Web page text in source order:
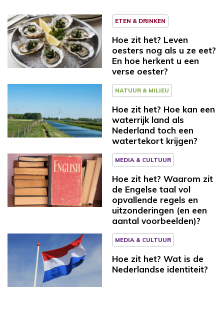
ETEN & DRINKEN
Hoe zit het? Leven
oesters nog als u ze eet?
En hoe herkent u een
verse oester?
NATUUR & MILIEU
Hoe zit het? Hoe kan een
waterrijk land als
Nederland toch een
watertekort krijgen?
MEDIA & CULTUUR
Hoe zit het? Waarom zit
de Engelse taal vol
opvallende regels en
uitzonderingen (en een
aantal voorbeelden)?
MEDIA & CULTUUR
Hoe zit het? Wat is de
Nederlandse identiteit?